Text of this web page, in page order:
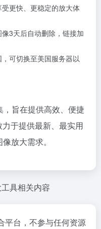
受更快、更稳定的放大体
像3天后自动删除，链接加
，可切换至美国服务器以
，旨在提供高效、便捷
于提供最新、最实用
放大需求。
具相关内容
平台，不参与任何资源